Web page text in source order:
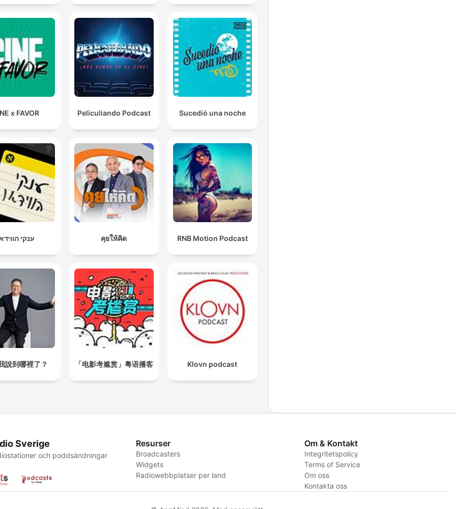
x FAVOR Peliculiando Podcast Sucedió una noche
ענקי คุยให้คิด RNB Motion Podcast
說到哪裡了？ 「电影考尴赏」粤语播客 Klovn podcast
Sverige
och poddsändningar
Resurser
Broadcasters
Widgets
Radiowebbplatser per land
Om & Kontakt
Integritetspolicy
Terms of Service
Om oss
Kontakta oss